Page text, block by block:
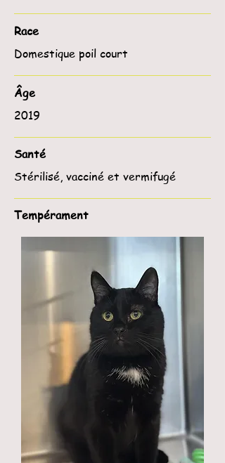
Race
Domestique poil court
Âge
2019
Santé
Stérilisé, vacciné et vermifugé
Tempérament